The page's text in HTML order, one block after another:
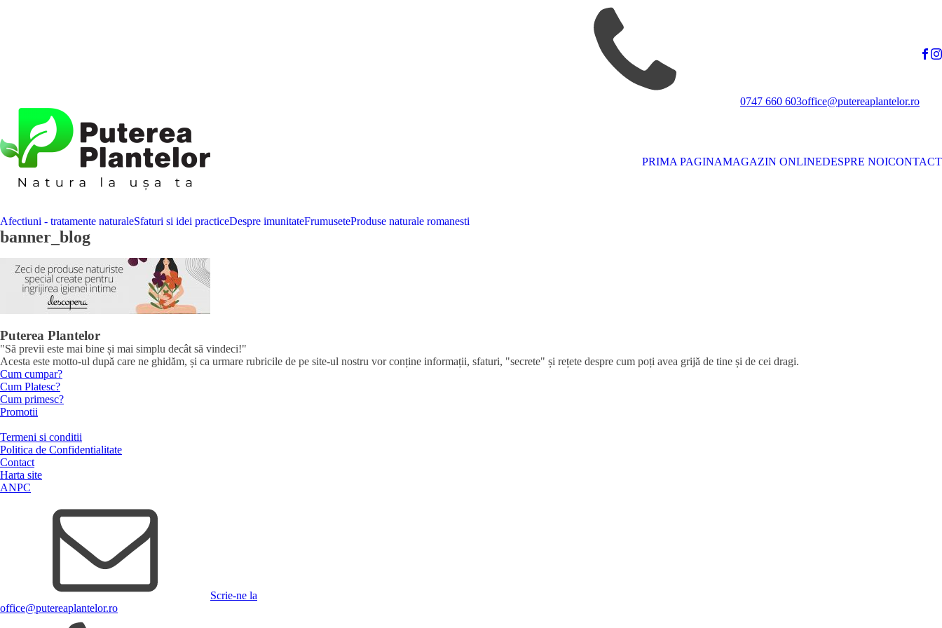
0747 660 603office@putereaplantelor.ro
PRIMA PAGINAMAGAZIN ONLINEDESPRE NOICONTACT
Afectiuni - tratamente naturaleSfaturi si idei practiceDespre imunitateFrumuseteProduse naturale romanesti
banner_blog
Puterea Plantelor
"Să previi este mai bine și mai simplu decât să vindeci!"
Acesta este motto-ul după care ne ghidăm, și ca urmare rubricile de pe site-ul nostru vor conține informații, sfaturi, "secrete" și rețete despre cum poți avea grijă de tine și de cei dragi.
Cum cumpar?
Cum Platesc?
Cum primesc?
Promotii
Termeni si conditii
Politica de Confidentialitate
Contact
Harta site
ANPC
Scrie-ne la
office@putereaplantelor.ro